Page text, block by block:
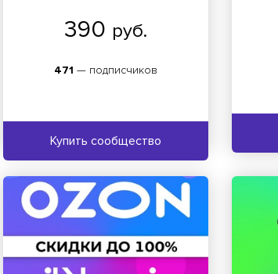
390 руб.
471 — подписчиков
Купить сообщество